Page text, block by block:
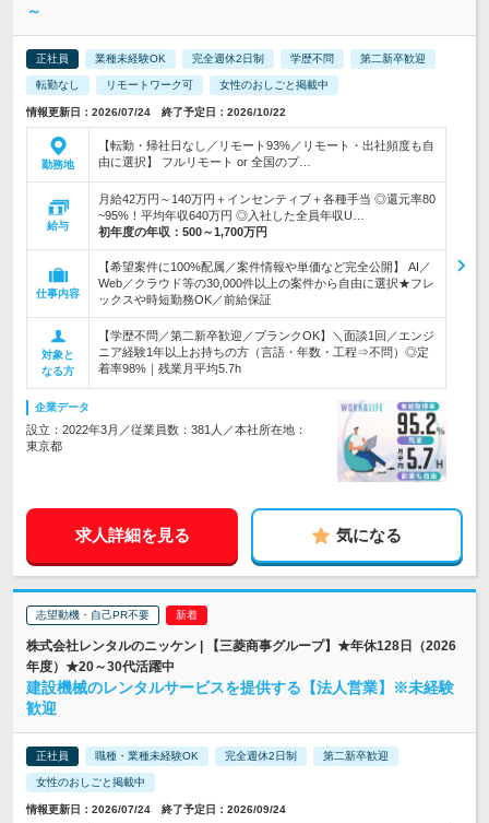
～
正社員 業種未経験OK 完全週休2日制 学歴不問 第二新卒歓迎
転勤なし リモートワーク可 女性のおしごと掲載中
情報更新日：2026/07/24 終了予定日：2026/10/22
勤務地
【転勤・帰社日なし／リモート93%／リモート・出社頻度も自
由に選択】 フルリモート or 全国のプ…
給与
月給42万円～140万円＋インセンティブ＋各種手当 ◎還元率80
~95%！平均年収640万円 ◎入社した全員年収U…
初年度の年収： 500～1,700万円
仕事内容
【希望案件に100%配属／案件情報や単価など完全公開】 AI／
Web／クラウド等の30,000件以上の案件から自由に選択★フレ
ックスや時短勤務OK／前給保証
対象と
なる方
【学歴不問／第二新卒歓迎／ブランクOK】＼面談1回／エンジ
ニア経験1年以上お持ちの方（言語・年数・工程⇒不問）◎定
着率98%｜残業月平均5.7h
企業データ
設立：2022年3月／従業員数：381人／本社所在地：
東京都
求人詳細を見る 気になる
志望動機・自己PR不要
株式会社レンタルのニッケン | 【三菱商事グループ】★年休128日（2026
年度）★20～30代活躍中
建設機械のレンタルサービスを提供する【法人営業】※未経験
歓迎
正社員 職種・業種未経験OK 完全週休2日制 第二新卒歓迎
女性のおしごと掲載中
情報更新日：2026/07/24 終了予定日：2026/09/24